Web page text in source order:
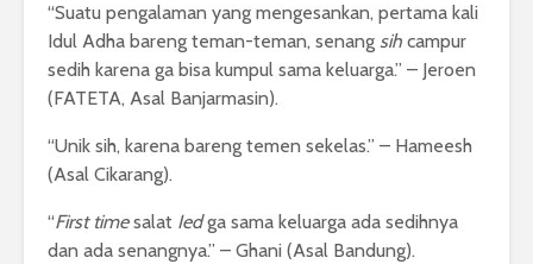
“Suatu pengalaman yang mengesankan, pertama kali
Idul Adha bareng teman-teman, senang sih campur
sedih karena ga bisa kumpul sama keluarga.” – Jeroen
(FATETA, Asal Banjarmasin).
“Unik sih, karena bareng temen sekelas.” – Hameesh
(Asal Cikarang).
“First timesalat Iedga sama keluarga ada sedihnya
dan ada senangnya.” – Ghani (Asal Bandung).